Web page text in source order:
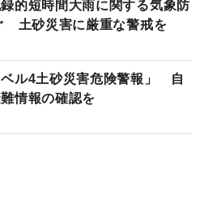
的短時間大雨に関する気象防
土砂災害に厳重な警戒を
ル4土砂災害危険警報」 自
情報の確認を